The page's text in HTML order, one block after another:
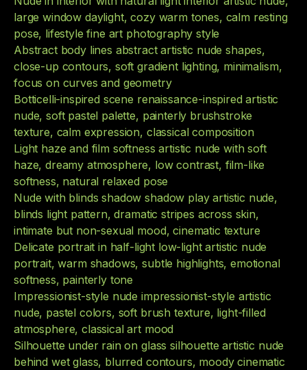
large window daylight, cozy warm tones, calm resting
pose, lifestyle fine art photography style
Abstract body lines abstract artistic nude shapes,
close-up contours, soft gradient lighting, minimalism,
focus on curves and geometry
Botticelli-inspired scene renaissance-inspired artistic
nude, soft pastel palette, painterly brushstroke
texture, calm expression, classical composition
Light haze and film softness artistic nude with soft
haze, dreamy atmosphere, low contrast, film-like
softness, natural relaxed pose
Nude with blinds shadow shadow play artistic nude,
blinds light pattern, dramatic stripes across skin,
intimate but non-sexual mood, cinematic texture
Delicate portrait in half-light low-light artistic nude
portrait, warm shadows, subtle highlights, emotional
softness, painterly tone
Impressionist-style nude impressionist-style artistic
nude, pastel colors, soft brush texture, light-filled
atmosphere, classical art mood
Silhouette under rain on glass silhouette artistic nude
behind wet glass, blurred contours, moody cinematic